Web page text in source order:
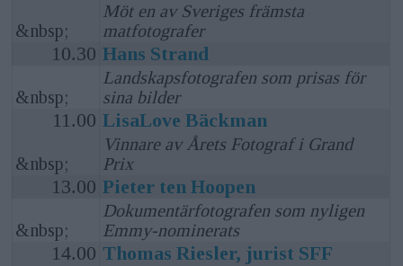
&nbsp;
Möt en av Sveriges främsta
matfotografer
10.30 Hans Strand
&nbsp;
Landskapsfotografen som prisas för
sina bilder
11.00 LisaLove Bäckman
&nbsp;
Vinnare av Årets Fotograf i Grand
Prix
13.00 Pieter ten Hoopen
&nbsp;
Dokumentärfotografen som nyligen
Emmy-nominerats
14.00 Thomas Riesler, jurist SFF